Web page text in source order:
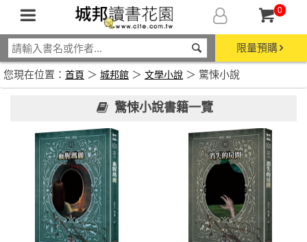
0
限量預購
您現在位置： 首頁 ＞ 城邦館 ＞ 文學小說 ＞ 驚悚小說
驚悚小說書籍一覽